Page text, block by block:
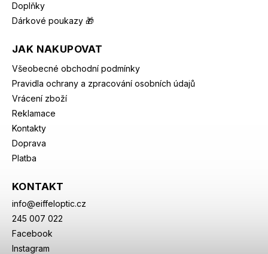
Doplňky
Dárkové poukazy 🎁
JAK NAKUPOVAT
Všeobecné obchodní podmínky
Pravidla ochrany a zpracování osobních údajů
Vrácení zboží
Reklamace
Kontakty
Doprava
Platba
KONTAKT
info@eiffeloptic.cz
245 007 022
Facebook
Instagram